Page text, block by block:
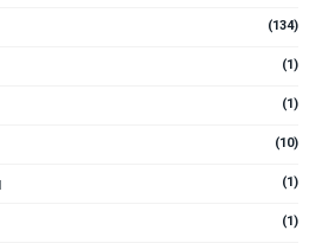
(134)
(1)
(1)
(10)
(1)
(1)